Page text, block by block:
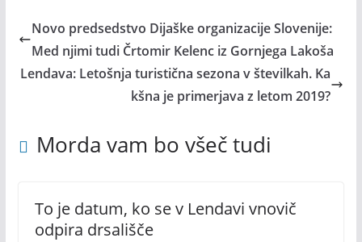
Novo predsedstvo Dijaške organizacije Slovenije:
Med njimi tudi Črtomir Kelenc iz Gornjega Lakoša
Lendava: Letošnja turistična sezona v številkah. Ka
kšna je primerjava z letom 2019?
Morda vam bo všeč tudi
To je datum, ko se v Lendavi vnovič
odpira drsališče